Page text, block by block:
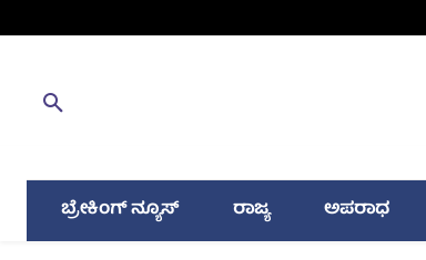
ಬ್ರೇಕಿಂಗ್ ನ್ಯೂಸ್ ರಾಜ್ಯ ಅಪರಾಧ